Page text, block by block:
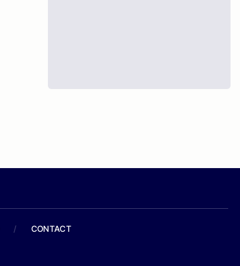
/ CONTACT